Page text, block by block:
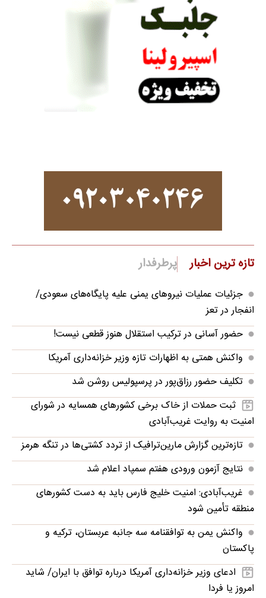
تازه ترین اخبار پرطرفدار
جزئیات عملیات نیروهای یمنی علیه پایگاه‌های سعودی/
انفجار در تعز
حضور آسانی در ترکیب استقلال هنوز قطعی نیست!
واکنش همتی به اظهارات تازه وزیر خزانه‌داری آمریکا
تکلیف حضور رزاق‌پور در پرسپولیس روشن شد
ثبت حملات از خاک برخی کشورهای همسایه در شورای
امنیت به روایت غریب‌آبادی
تازه‌ترین گزارش مارین‌ترافیک از تردد کشتی‌ها در تنگه هرمز
نتایج آزمون ورودی هفتم سمپاد اعلام شد
غریب‌آبادی: امنیت خلیج فارس باید به دست کشورهای
منطقه تأمین شود
واکنش یمن به توافقنامه سه جانبه عربستان، ترکیه و
پاکستان
ادعای وزیر خزانه‌داری آمریکا درباره توافق با ایران/ شاید
امروز یا فردا